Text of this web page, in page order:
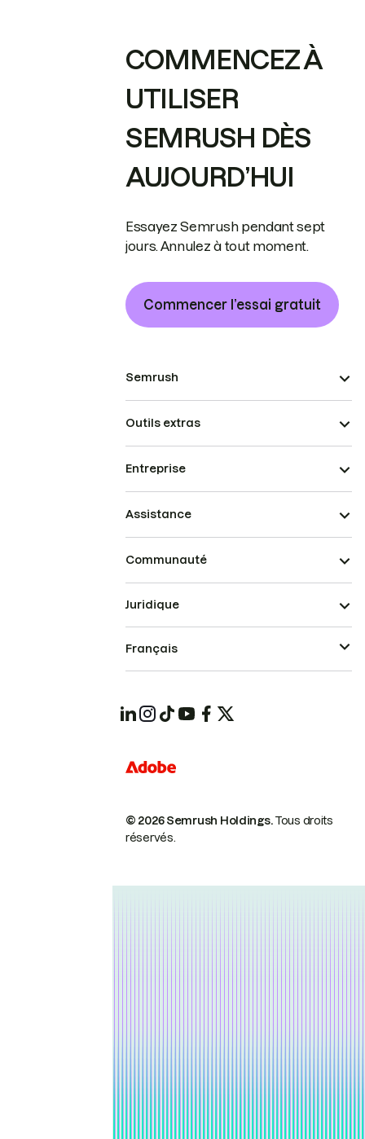
COMMENCEZ À
UTILISER
SEMRUSH DÈS
AUJOURD’HUI
Essayez Semrush pendant sept
jours. Annulez à tout moment.
Commencer l’essai gratuit
Semrush
Outils extras
Entreprise
Assistance
Communauté
© 2026 Semrush Holdings.Tous droits
réservés.
Juridique
Français